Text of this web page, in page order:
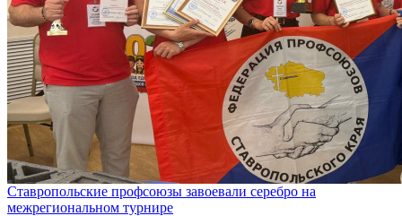
Ставропольские профсоюзы завоевали серебро на
межрегиональном турнире